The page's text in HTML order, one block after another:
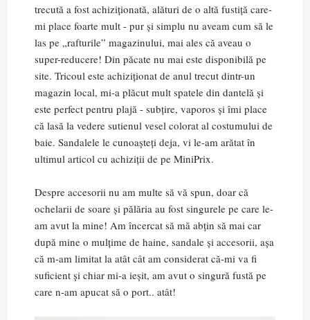
trecută a fost achiziționată, alături de o altă fustiță care-
mi place foarte mult - pur și simplu nu aveam cum să le
las pe „rafturile” magazinului, mai ales că aveau o
super-reducere! Din păcate nu mai este disponibilă pe
site. Tricoul este achiziționat de anul trecut dintr-un
magazin local, mi-a plăcut mult spatele din dantelă și
este perfect pentru plajă - subțire, vaporos și îmi place
că lasă la vedere sutienul vesel colorat al costumului de
baie. Sandalele le cunoașteți deja, vi le-am arătat în
ultimul articol cu achiziții de pe MiniPrix.
Despre accesorii nu am multe să vă spun, doar că
ochelarii de soare și pălăria au fost singurele pe care le-
am avut la mine! Am încercat să mă abțin să mai car
după mine o mulțime de haine, sandale și accesorii, așa
că m-am limitat la atât cât am considerat că-mi va fi
suficient și chiar mi-a ieșit, am avut o singură fustă pe
care n-am apucat să o port.. atât!